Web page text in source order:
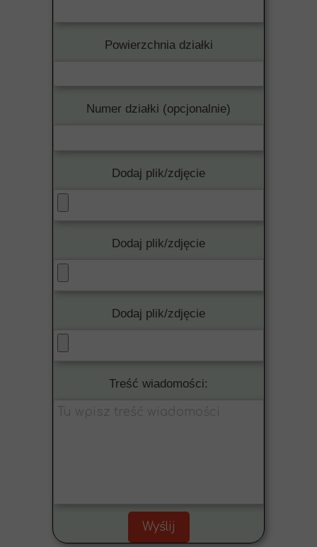
Powierzchnia działki
Numer działki (opcjonalnie)
Dodaj plik/zdjęcie
Dodaj plik/zdjęcie
Dodaj plik/zdjęcie
Treść wiadomości:
Wyślij